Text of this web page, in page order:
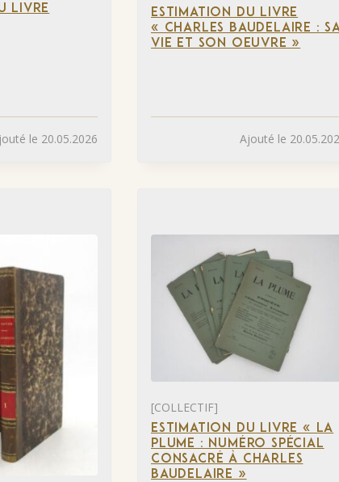
LIVRE
le 20.05.2026
ESTIMATION DU LIVRE
« CHARLES BAUDELAIRE :
VIE ET SON OEUVRE »
Ajouté le
[COLLECTIF]
ESTIMATION DU LIVRE « LA
PLUME : NUMÉRO SPÉCIAL
CONSACRÉ À CHARLES
BAUDELAIRE »